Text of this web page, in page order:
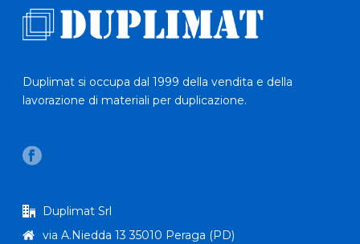
Duplimat si occupa dal 1999 della vendita e della
lavorazione di materiali per duplicazione.
Duplimat Srl
via A.Niedda 13 35010 Peraga (PD)